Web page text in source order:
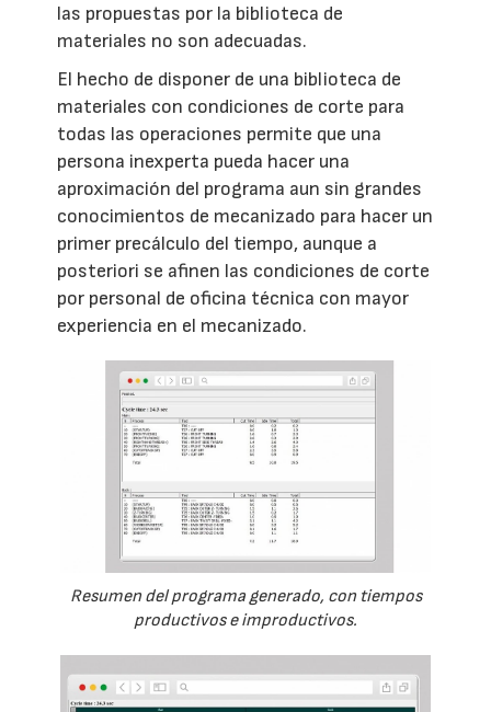
las propuestas por la biblioteca de
materiales no son adecuadas.
El hecho de disponer de una biblioteca de
materiales con condiciones de corte para
todas las operaciones permite que una
persona inexperta pueda hacer una
aproximación del programa aun sin grandes
conocimientos de mecanizado para hacer un
primer precálculo del tiempo, aunque a
posteriori se afinen las condiciones de corte
por personal de oficina técnica con mayor
experiencia en el mecanizado.
Resumen del programa generado, con tiempos
productivos e improductivos.